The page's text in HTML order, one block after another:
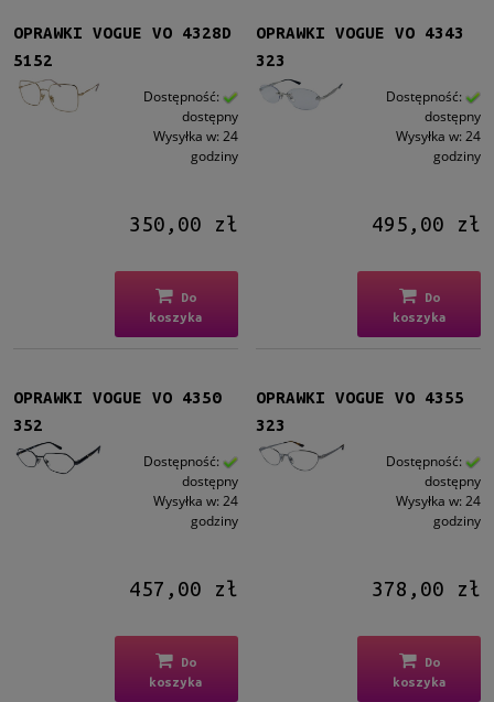
OPRAWKI VOGUE VO 4328D
5152
Dostępność:
dostępny
Wysyłka w: 24
godziny
350,00 zł
Do
koszyka
OPRAWKI VOGUE VO 4343
323
Dostępność:
dostępny
Wysyłka w: 24
godziny
495,00 zł
Do
koszyka
OPRAWKI VOGUE VO 4350
352
Dostępność:
dostępny
Wysyłka w: 24
godziny
457,00 zł
Do
koszyka
OPRAWKI VOGUE VO 4355
323
Dostępność:
dostępny
Wysyłka w: 24
godziny
378,00 zł
Do
koszyka